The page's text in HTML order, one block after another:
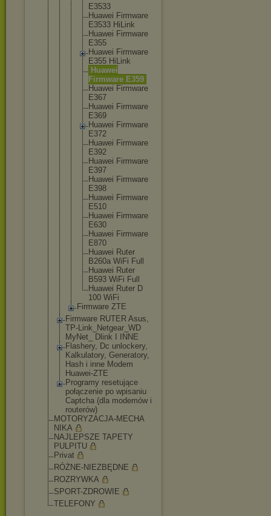
E3533
Huawei Firmware
E3533 HiLink
Huawei Firmware
E355
Huawei Firmware
E355 HiLink
Huawei
Firmware E359
Huawei Firmware
E367
Huawei Firmware
E369
Huawei Firmware
E372
Huawei Firmware
E392
Huawei Firmware
E397
Huawei Firmware
E398
Huawei Firmware
E510
Huawei Firmware
E630
Huawei Firmware
E870
Huawei Ruter
B260a WiFi Full
Huawei Ruter
B593 WiFi Full
Huawei Ruter D
100 WiFi
Firmware ZTE
Firmware RUTER Asus,
TP-Link_Netgear_WD
MyNet_ Dlink I INNE
Flashery, Dc unlockery,
Kalkulatory, Generatory,
Hash i inne Modem
Huawei-ZTE
Programy resetujące
połączenie po wpisaniu
Captcha (dla modemów i
routerów)
MOTORYZACJA-MECHA
NIKA
NAJLEPSZE TAPETY
PULPITU
Privat
RÓŻNE-NIEZBĘDNE
ROZRYWKA
SPORT-ZDROWIE
TELEFONY